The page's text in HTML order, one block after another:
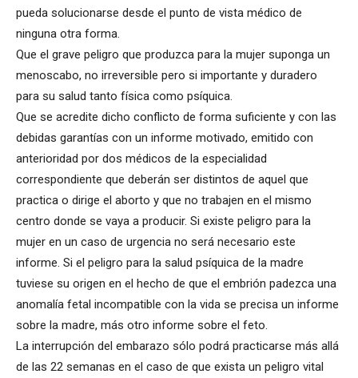
pueda solucionarse desde el punto de vista médico de
ninguna otra forma.
Que el grave peligro que produzca para la mujer suponga un
menoscabo, no irreversible pero si importante y duradero
para su salud tanto física como psíquica.
Que se acredite dicho conflicto de forma suficiente y con las
debidas garantías con un informe motivado, emitido con
anterioridad por dos médicos de la especialidad
correspondiente que deberán ser distintos de aquel que
practica o dirige el aborto y que no trabajen en el mismo
centro donde se vaya a producir. Si existe peligro para la
mujer en un caso de urgencia no será necesario este
informe. Si el peligro para la salud psíquica de la madre
tuviese su origen en el hecho de que el embrión padezca una
anomalía fetal incompatible con la vida se precisa un informe
sobre la madre, más otro informe sobre el feto.
La interrupción del embarazo sólo podrá practicarse más allá
de las 22 semanas en el caso de que exista un peligro vital